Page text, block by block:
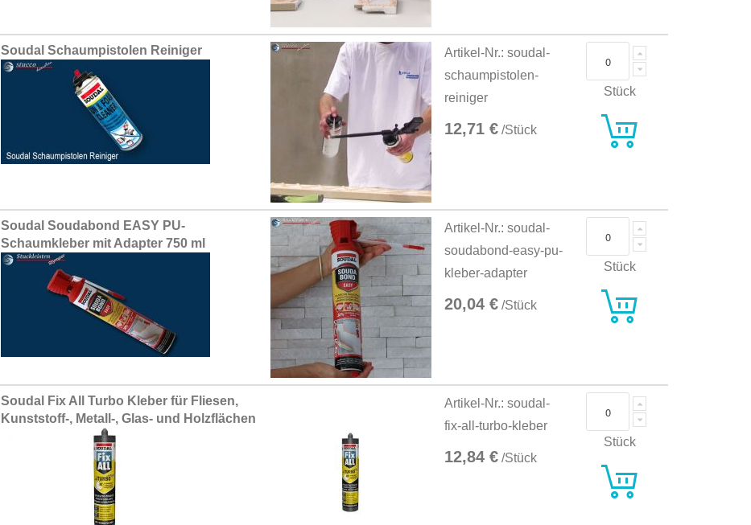
Soudal Schaumpistolen Reiniger
Artikel-Nr.: soudal-
schaumpistolen-
reiniger
12,71 € /Stück
Stück
Soudal Soudabond EASY PU-
Schaumkleber mit Adapter 750 ml
Artikel-Nr.: soudal-
soudabond-easy-pu-
kleber-adapter
20,04 € /Stück
Stück
Soudal Fix All Turbo Kleber für Fliesen,
Kunststoff-, Metall-, Glas- und Holzflächen
Artikel-Nr.: soudal-
fix-all-turbo-kleber
12,84 € /Stück
Stück